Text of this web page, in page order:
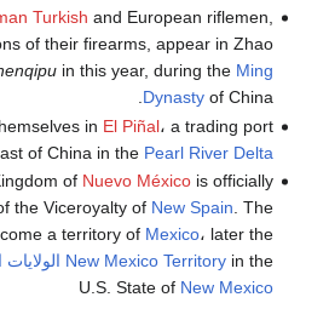
Turkish and European riflemen,
of their firearms, appear in Zhao
in this year, during the Ming
Dynastyof China.
in El Piñal، a trading port
of China in the Pearl River Delta
of Nuevo Méxicois officially
the Viceroyalty of New Spain . The
a territory of Mexico، later the
New Mexico Territoryin the
U.S. State of New Mexico